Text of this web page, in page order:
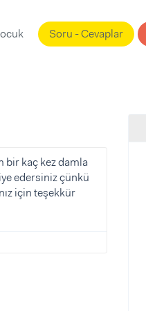
Soru - Cevaplar
bir kaç kez damla
edersiniz çünkü
için teşekkür